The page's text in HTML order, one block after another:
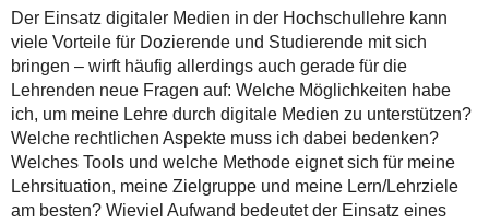
|
E-
Learning
Lunch
Bag
Session
|
Microsoft
Office
Der Einsatz digitaler Medien in der Hochschullehre kann
viele Vorteile für Dozierende und Studierende mit sich
bringen – wirft häufig allerdings auch gerade für die
Lehrenden neue Fragen auf: Welche Möglichkeiten habe
ich, um meine Lehre durch digitale Medien zu unterstützen?
Welche rechtlichen Aspekte muss ich dabei bedenken?
Welches Tools und welche Methode eignet sich für meine
Lehrsituation, meine Zielgruppe und meine Lern/Lehrziele
am besten? Wieviel Aufwand bedeutet der Einsatz eines